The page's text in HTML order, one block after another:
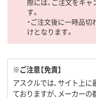
際には、ご注文をキ
す。
・ご注文後に一時品
けとなります。
※ご注意【免責】
アスクルでは、サイト上
ておりますが、メーカーの